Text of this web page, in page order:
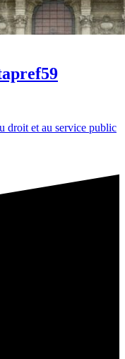
droit et au service public